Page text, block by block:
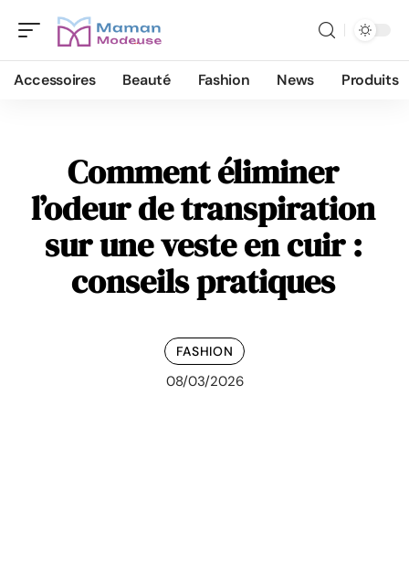
Accessoires Beauté Fashion News Produits
Comment éliminer
l’odeur de transpiration
sur une veste en cuir :
conseils pratiques
FASHION
08/03/2026